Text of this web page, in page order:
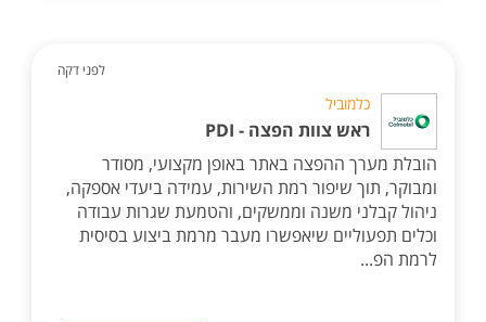
לפני דקה
כלמוביל
ראש צוות הפצה - PDI
הובלת מערך ההפצה באתר באופן מקצועי, מסודר
ומבוקר, תוך שיפור רמת השירות, עמידה ביעדי אספקה,
ניהול קבלני משנה וממשקים, והטמעת שגרות עבודה
וכלים תפעוליים שיאפשרו מעבר מרמת ביצוע בסיסית
לרמת הפ...